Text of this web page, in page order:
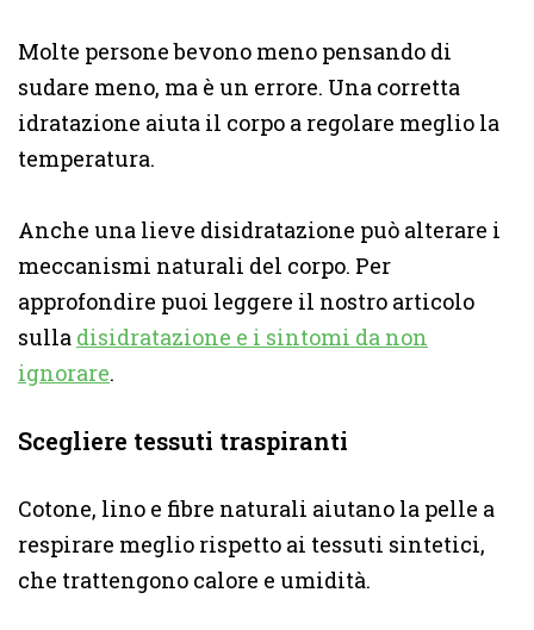
Molte persone bevono meno pensando di
sudare meno, ma è un errore. Una corretta
idratazione aiuta il corpo a regolare meglio la
temperatura.
Anche una lieve disidratazione può alterare i
meccanismi naturali del corpo. Per
approfondire puoi leggere il nostro articolo
sulla disidratazione e i sintomi da non
ignorare.
Scegliere tessuti traspiranti
Cotone, lino e fibre naturali aiutano la pelle a
respirare meglio rispetto ai tessuti sintetici,
che trattengono calore e umidità.